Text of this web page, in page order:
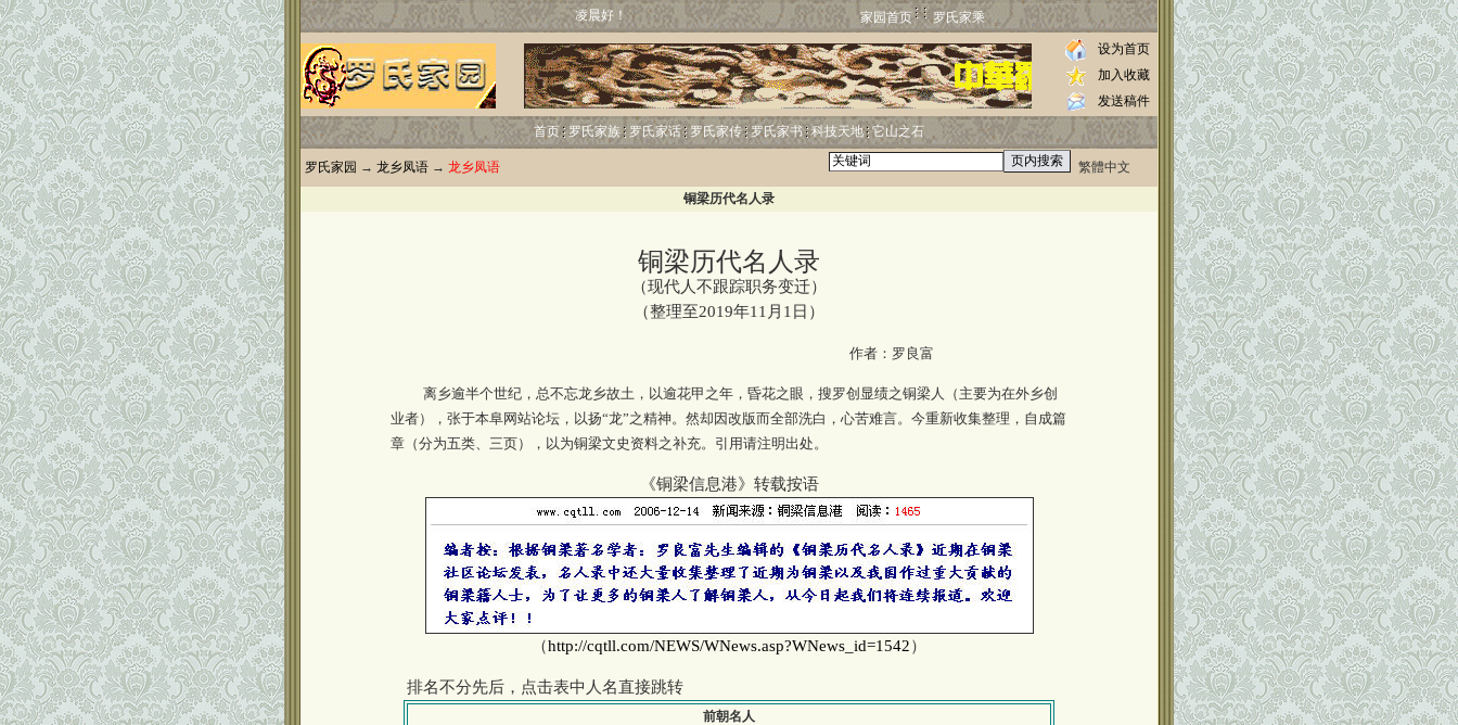
凌晨好！ 家园首页 罗氏家乘
设为首页
加入收藏
发送稿件
首页 罗氏家族 罗氏家话 罗氏家传 罗氏家书 科技天地 它山之石
罗氏家园 → 龙乡凤语 → 龙乡凤语 繁體中文
铜梁历代名人录
铜梁历代名人录
（现代人不跟踪职务变迁）
（整理至2019年11月1日）
作者：罗良富
离乡逾半个世纪，总不忘龙乡故土，以逾花甲之年，昏花之眼，搜罗创显绩之铜梁人（主要为在外乡创
业者），张于本阜网站论坛，以扬“龙”之精神。然却因改版而全部洗白，心苦难言。今重新收集整理，自成篇
章（分为五类、三页），以为铜梁文史资料之补充。引用请注明出处。
《铜梁信息港》转载按语
（http://cqtll.com/NEWS/WNews.asp?WNews_id=1542）
排名不分先后，点击表中人名直接跳转
前朝名人